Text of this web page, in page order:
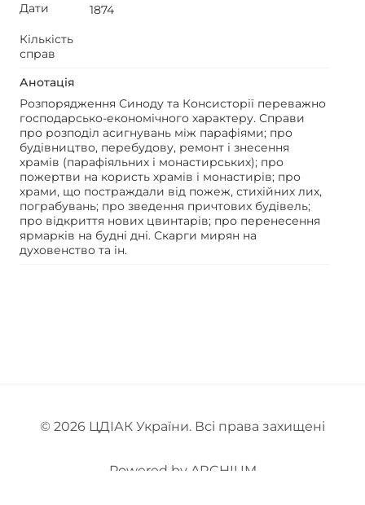
Дати
1874
Кількість
справ
Анотація
Розпорядження Синоду та Консисторії переважно
господарсько-економічного характеру. Справи
про розподіл асигнувань між парафіями; про
будівництво, перебудову, ремонт і знесення
храмів (парафіяльних і монастирських); про
пожертви на користь храмів і монастирів; про
храми, що постраждали від пожеж, стихійних лих,
пограбувань; про зведення причтових будівель;
про відкриття нових цвинтарів; про перенесення
ярмарків на будні дні. Скарги мирян на
духовенство та ін.
© 2026 ЦДІАК України. Всі права захищені
Powered by ARCHIUM